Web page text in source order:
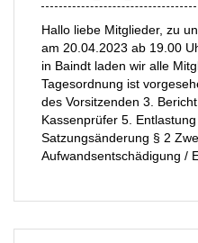
Hallo liebe Mitglieder, zu
am 20.04.2023 ab 19.00
in Baindt laden wir alle
Tagesordnung ist
des Vorsitzenden 3.
Kassenprüfer 5.
Satzungsänderung § 2
Aufwandsentschädigung /